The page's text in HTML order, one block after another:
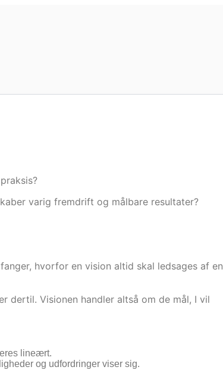
varig fremdrift og målbare resultater?
hvorfor en vision altid skal ledsages af en
dertil. Visionen handler altså om de mål, I vil
lineært.
og udfordringer viser sig.